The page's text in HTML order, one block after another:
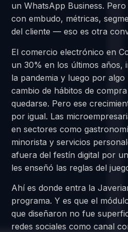
un WhatsApp Business.
con embudo, métricas,
del cliente — eso es otra
El comercio electrónico en
un 30% en los últimos años,
la pandemia y luego por
cambio de hábitos de
quedarse. Pero ese
por igual. Las
en sectores como
minorista y servicios
afuera del festín digital por
les enseñó las reglas del
Ahí es donde entra la
programa. Y es que el
que diseñaron no fue
redes sociales como canal